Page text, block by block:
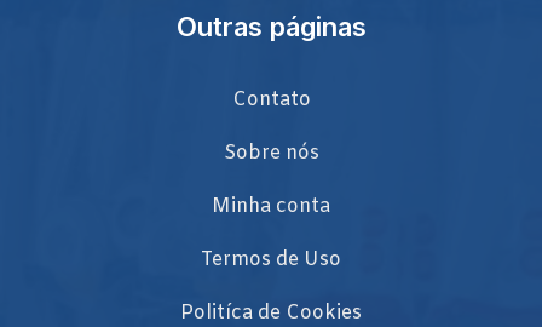
Outras páginas
Contato
Sobre nós
Minha conta
Termos de Uso
Politíca de Cookies